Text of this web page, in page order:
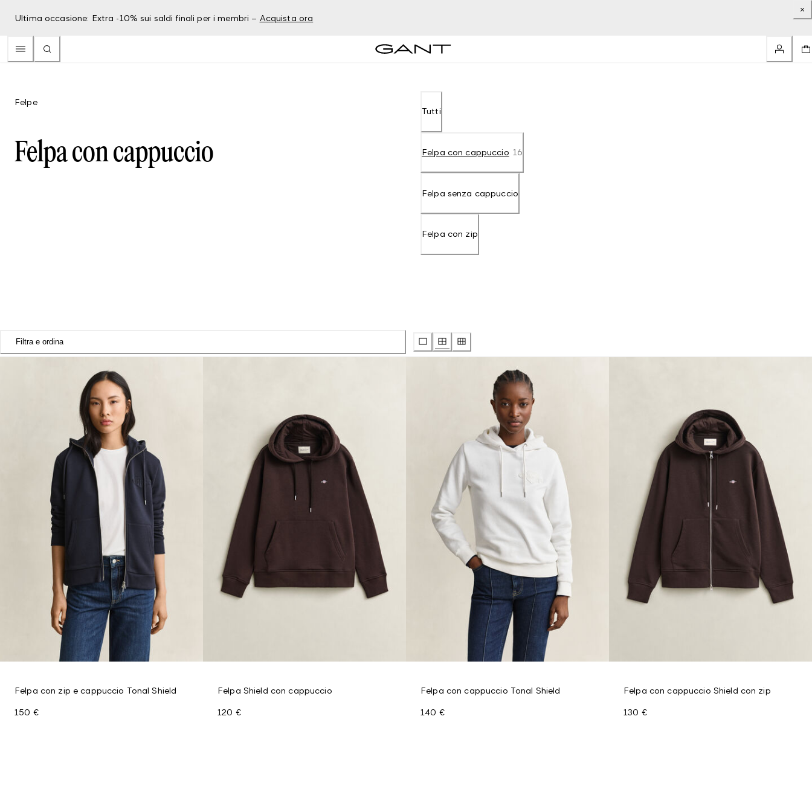
Ultima occasione: Extra -10% sui saldi finali per i membri – Acquista ora
Felpe
Felpa con cappuccio
Tutti
Felpa con cappuccio 16
Felpa senza cappuccio
Felpa con zip
Filtra e ordina
Felpa con zip e cappuccio Tonal Shield
150 €
Felpa Shield con cappuccio
120 €
Felpa con cappuccio Tonal Shield
140 €
Felpa con cappuccio Shield con zip
130 €